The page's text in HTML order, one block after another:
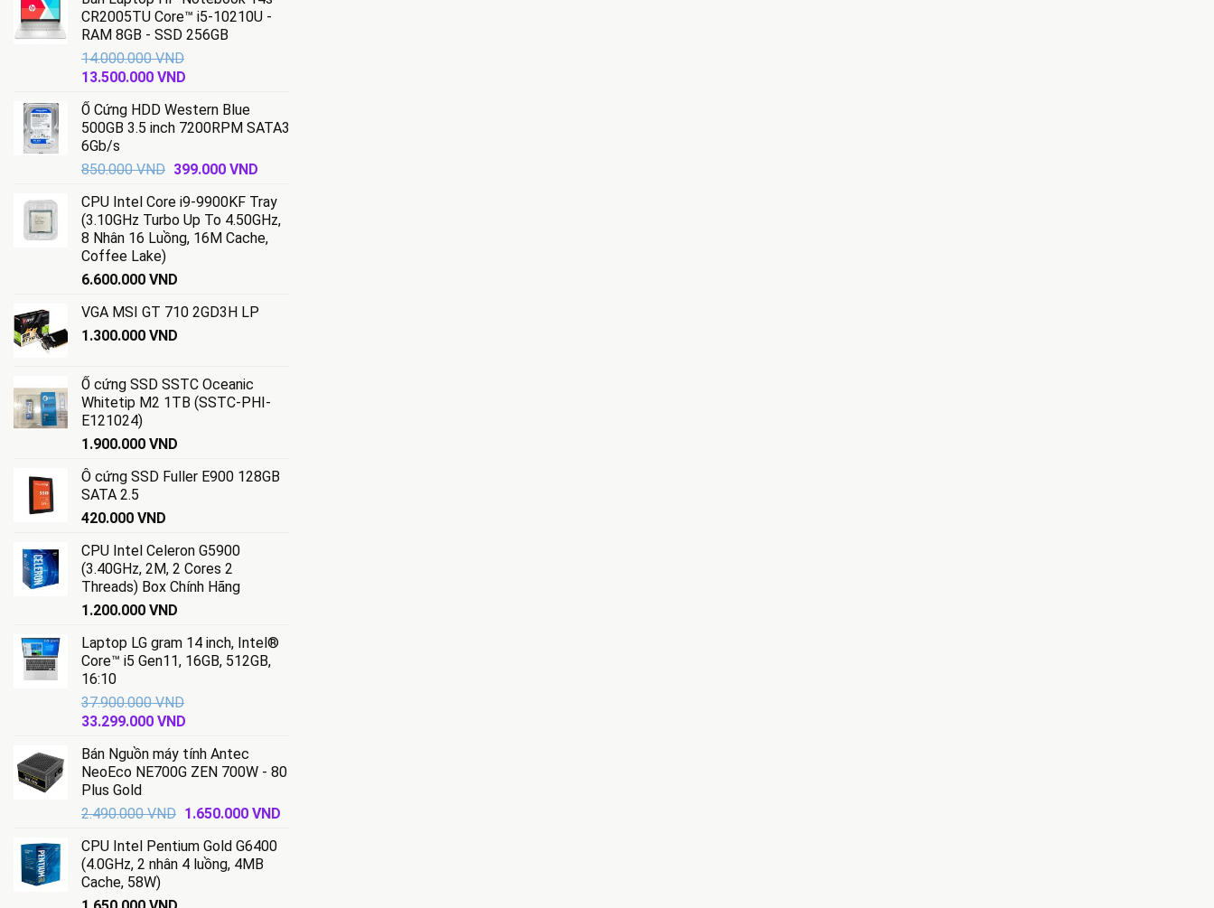
15.000.000 VND. là:
13.225.000 VND.
CR2005TU Core™ i5-10210U -
RAM 8GB - SSD 256GB
14.000.000VND
Giá
là:
14.000.000 VND.
13.500.000 VND
tại
là:
Ổ Cứng HDD Western Blue
500GB 3.5 inch 7200RPM SATA3
6Gb/s
850.000VND Giá
là:
850.000 VND.
399.000 VNDGiá
tại
là:
399.000 VND.
CPU Intel Core i9-9900KF Tray
(3.10GHz Turbo Up To 4.50GHz,
8 Nhân 16 Luồng, 16M Cache,
Coffee Lake)
6.600.000 VND
VGA MSI GT 710 2GD3H LP
1.300.000 VND
Ổ cứng SSD SSTC Oceanic
Whitetip M2 1TB (SSTC-PHI-
E121024)
1.900.000 VND
Ô cứng SSD Fuller E900 128GB
SATA 2.5
420.000 VND
CPU Intel Celeron G5900
(3.40GHz, 2M, 2 Cores 2
Threads) Box Chính Hãng
1.200.000 VND
Laptop LG gram 14 inch, Intel®
Core™ i5 Gen11, 16GB, 512GB,
16:10
37.900.000VND
Giá
là:
37.900.000 VND.
33.299.000 VND
tại
là:
Bán Nguồn máy tính Antec
NeoEco NE700G ZEN 700W - 80
Plus Gold
2.490.000VND Giá
là:
2.490.000 VND.
1.650.000 VNDGiá
CPU Intel Pentium Gold G6400
(4.0GHz, 2 nhân 4 luồng, 4MB
Cache, 58W)